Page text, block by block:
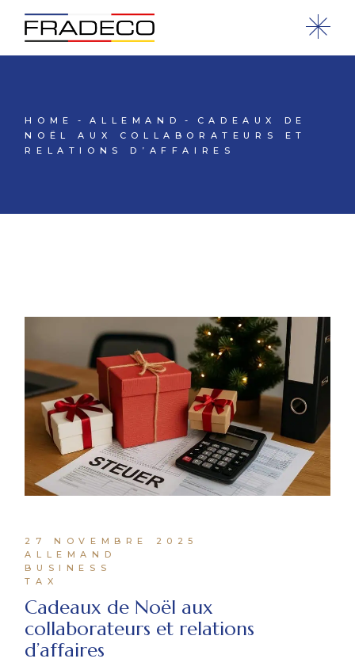
HOME ALLEMAND
CADEAUX DE
NOËL AUX COLLABORATEURS ET
RELATIONS D’AFFAIRES
27 NOVEMBRE 2025
ALLEMAND
BUSINESS
TAX
Cadeaux de Noël aux
collaborateurs et relations
d’affaires